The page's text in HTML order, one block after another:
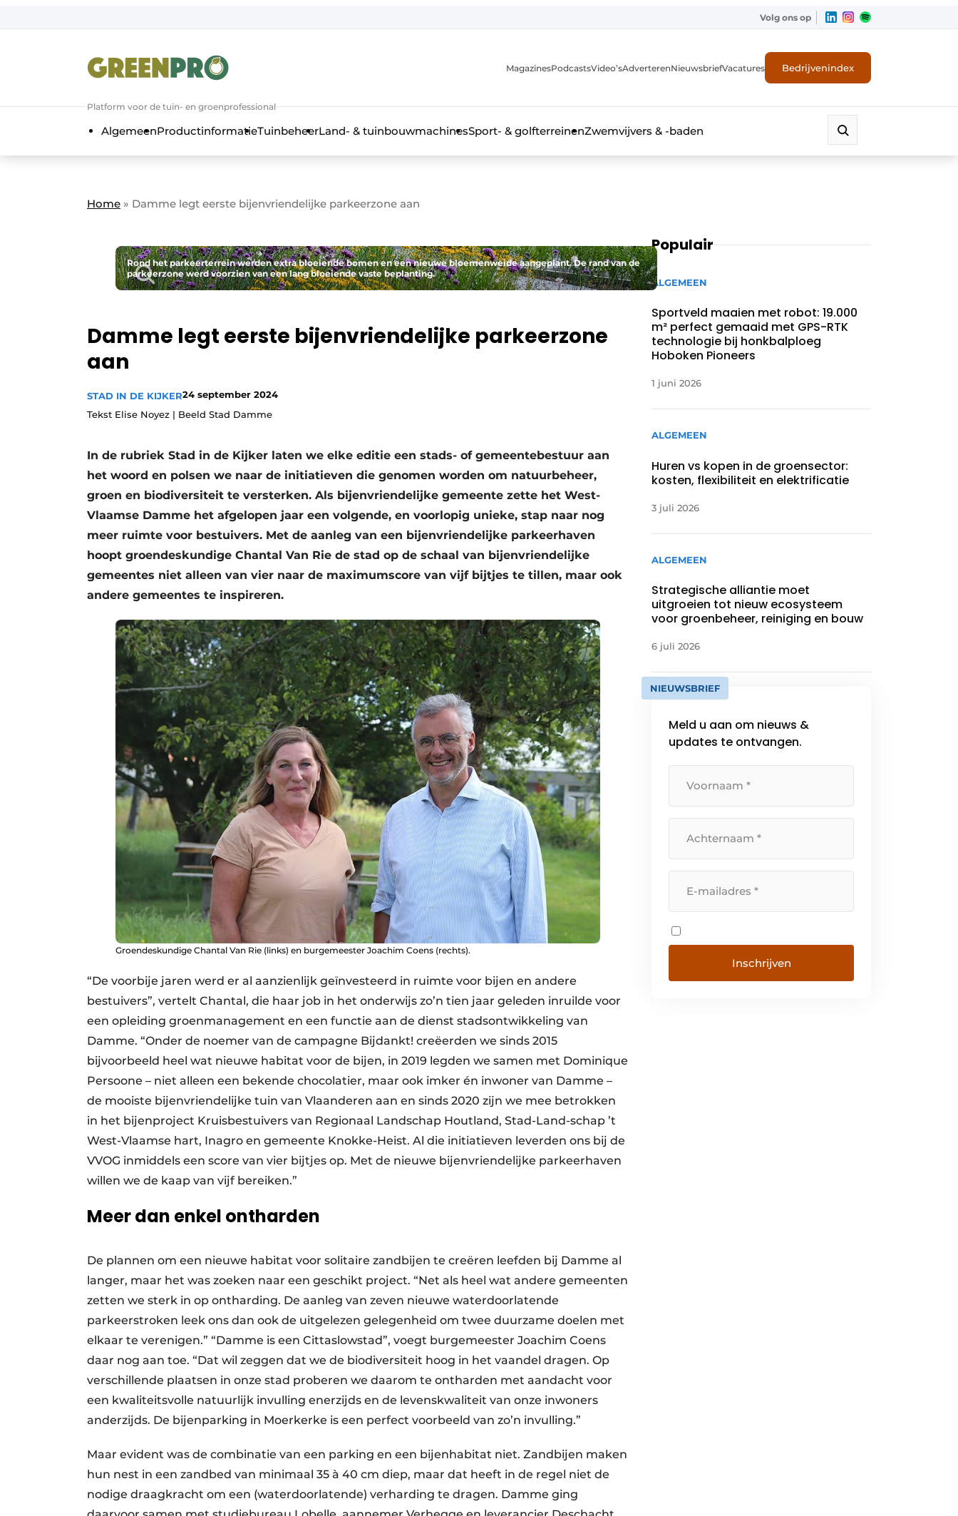
Algemene voorwaarden
GreenPro | Platform voor de tuin- en groenprofessional
Nieuwsbrief
Podcasts
Vacature aanmelden
Volg ons op
Platform voor de tuin- en groenprofessional
MagazinesPodcastsVideo’sAdverterenNieuwsbriefVacatures Bedrijvenindex
AlgemeenProductinformatieTuinbeheerLand- & tuinbouwmachinesSport- & golfterreinenZwemvijvers & -baden
Home » Damme legt eerste bijenvriendelijke parkeerzone aan
Rond het parkeerterrein werden extra bloeiende bomen en een nieuwe bloemenweide aangeplant. De rand van de
parkeerzone werd voorzien van een lang bloeiende vaste beplanting.
Damme legt eerste bijenvriendelijke parkeerzone
aan
STAD IN DE KIJKER24 september 2024
Tekst Elise Noyez | Beeld Stad Damme
In de rubriek Stad in de Kijker laten we elke editie een stads- of gemeentebestuur aan
het woord en polsen we naar de initiatieven die genomen worden om natuurbeheer,
groen en biodiversiteit te versterken. Als bijenvriendelijke gemeente zette het West-
Vlaamse Damme het afgelopen jaar een volgende, en voorlopig unieke, stap naar nog
meer ruimte voor bestuivers. Met de aanleg van een bijenvriendelijke parkeerhaven
hoopt groendeskundige Chantal Van Rie de stad op de schaal van bijenvriendelijke
gemeentes niet alleen van vier naar de maximumscore van vijf bijtjes te tillen, maar ook
andere gemeentes te inspireren.
Groendeskundige Chantal Van Rie (links) en burgemeester Joachim Coens (rechts).
“De voorbije jaren werd er al aanzienlijk geïnvesteerd in ruimte voor bijen en andere
bestuivers”, vertelt Chantal, die haar job in het onderwijs zo’n tien jaar geleden inruilde voor
een opleiding groenmanagement en een functie aan de dienst stadsontwikkeling van
Damme. “Onder de noemer van de campagne Bijdankt! creëerden we sinds 2015
bijvoorbeeld heel wat nieuwe habitat voor de bijen, in 2019 legden we samen met Dominique
Persoone – niet alleen een bekende chocolatier, maar ook imker én inwoner van Damme –
de mooiste bijenvriendelijke tuin van Vlaanderen aan en sinds 2020 zijn we mee betrokken
in het bijenproject Kruisbestuivers van Regionaal Landschap Houtland, Stad-Land-schap ’t
West-Vlaamse hart, Inagro en gemeente Knokke-Heist. Al die initiatieven leverden ons bij de
VVOG inmiddels een score van vier bijtjes op. Met de nieuwe bijenvriendelijke parkeerhaven
willen we de kaap van vijf bereiken.”
Meer dan enkel ontharden
De plannen om een nieuwe habitat voor solitaire zandbijen te creëren leefden bij Damme al
langer, maar het was zoeken naar een geschikt project. “Net als heel wat andere gemeenten
zetten we sterk in op ontharding. De aanleg van zeven nieuwe waterdoorlatende
parkeerstroken leek ons dan ook de uitgelezen gelegenheid om twee duurzame doelen met
elkaar te verenigen.” “Damme is een Cittaslowstad”, voegt burgemeester Joachim Coens
daar nog aan toe. “Dat wil zeggen dat we de biodiversiteit hoog in het vaandel dragen. Op
verschillende plaatsen in onze stad proberen we daarom te ontharden met aandacht voor
een kwaliteitsvolle natuurlijk invulling enerzijds en de levenskwaliteit van onze inwoners
anderzijds. De bijenparking in Moerkerke is een perfect voorbeeld van zo’n invulling.”
Maar evident was de combinatie van een parking en een bijenhabitat niet. Zandbijen maken
hun nest in een zandbed van minimaal 35 à 40 cm diep, maar dat heeft in de regel niet de
nodige draagkracht om een (waterdoorlatende) verharding te dragen. Damme ging
Populair
ALGEMEEN
Sportveld maaien met robot: 19.000
m² perfect gemaaid met GPS-RTK
technologie bij honkbalploeg
Hoboken Pioneers
1 juni 2026
ALGEMEEN
Huren vs kopen in de groensector:
kosten, flexibiliteit en elektrificatie
3 juli 2026
ALGEMEEN
Strategische alliantie moet
uitgroeien tot nieuw ecosysteem
voor groenbeheer, reiniging en bouw
6 juli 2026
NIEUWSBRIEF
Meld u aan om nieuws &
updates te ontvangen.